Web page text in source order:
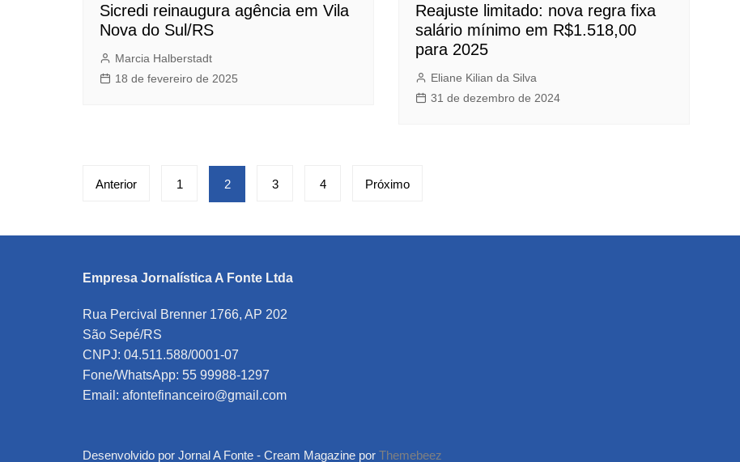
Sicredi reinaugura agência em Vila
Nova do Sul/RS
Marcia Halberstadt
18 de fevereiro de 2025
Reajuste limitado: nova regra fixa
salário mínimo em R$1.518,00
para 2025
Eliane Kilian da Silva
31 de dezembro de 2024
Paginação
posts
Anterior 1 2 3 4 Próximo
Empresa Jornalística A Fonte Ltda
Rua Percival Brenner 1766, AP 202
São Sepé/RS
CNPJ: 04.511.588/0001-07
Fone/WhatsApp: 55 99988-1297
Email: afontefinanceiro@gmail.com
Desenvolvido por Jornal A Fonte - Cream Magazine por Themebeez